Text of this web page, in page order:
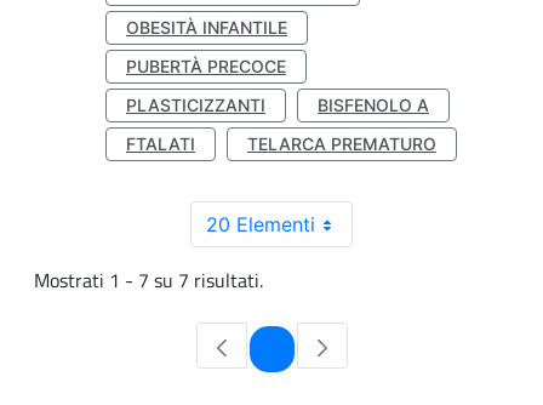
OBESITÀ INFANTILE
PUBERTÀ PRECOCE
PLASTICIZZANTI
BISFENOLO A
FTALATI
TELARCA PREMATURO
20 Elementi
Mostrati 1 - 7 su 7 risultati.
Pagina